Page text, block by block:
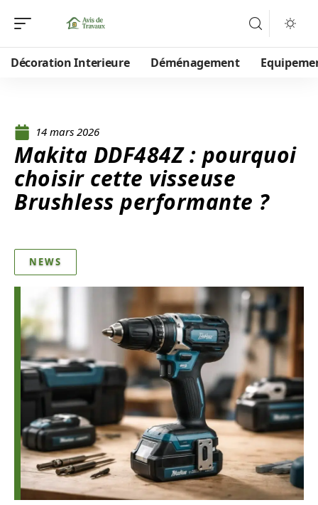
Décoration Interieure Déménagement
14 mars 2026
Makita DDF484Z : pourquoi
choisir cette visseuse
Brushless performante ?
NEWS